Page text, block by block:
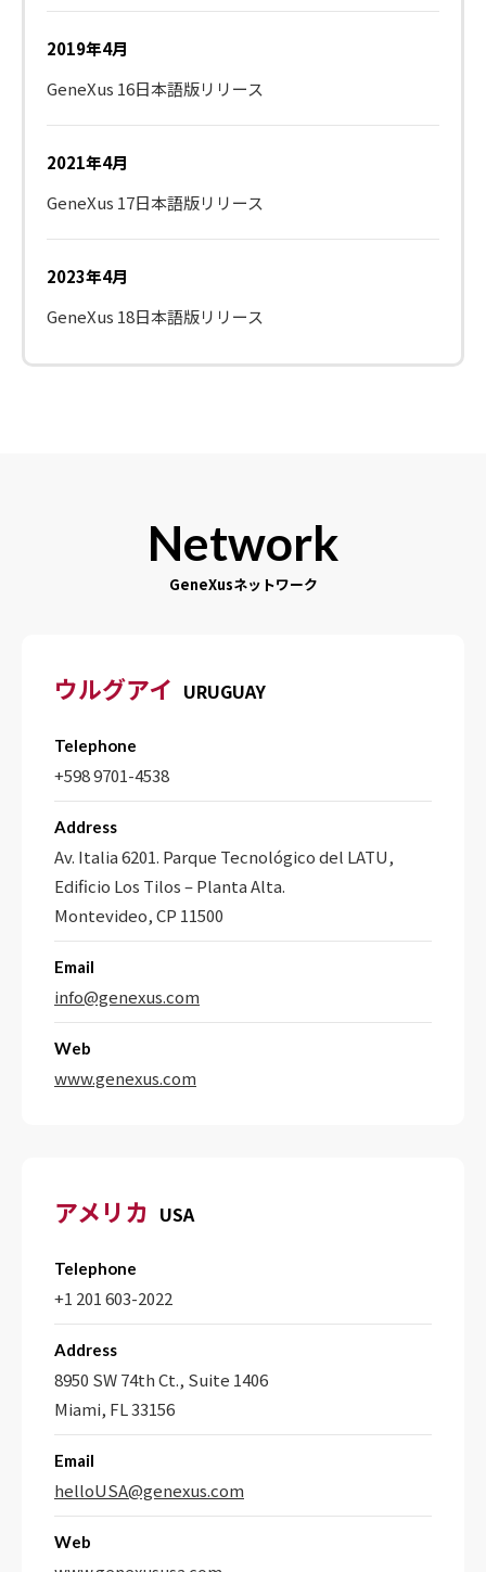
2019年4月
GeneXus 16日本語版リリース
2021年4月
GeneXus 17日本語版リリース
2023年4月
GeneXus 18日本語版リリース
Network
GeneXusネットワーク
ウルグアイ URUGUAY
Telephone
+598 9701-4538
Address
Av. Italia 6201. Parque Tecnológico del LATU,
Edificio Los Tilos – Planta Alta.
Montevideo, CP 11500
Email
info@genexus.com
Web
www.genexus.com
アメリカ USA
Telephone
+1 201 603-2022
Address
8950 SW 74th Ct., Suite 1406
Miami, FL 33156
Email
helloUSA@genexus.com
Web